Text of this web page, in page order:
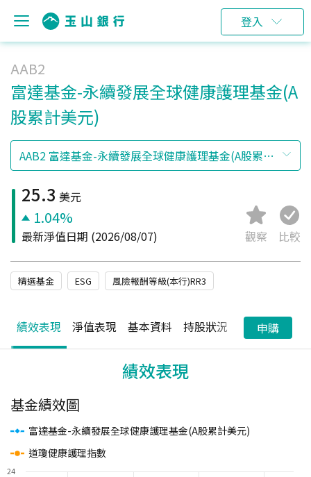
登入
AAB2
富達基金-永續發展全球健康護理基金(A
股累計美元)
25.3 美元
1.04%
最新淨值日期 (2026/08/07) 觀察 比較
精選基金 ESG 風險報酬等級(本行)RR3
績效表現 淨值表現 基本資料 持股狀況 配息狀況
申購
績效表現
基金績效圖
富達基金-永續發展全球健康護理基金(A股累計美元)
道瓊健康護理指數
24